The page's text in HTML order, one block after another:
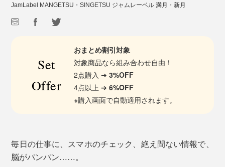
JamLabel MANGETSU・SINGETSU ジャムレーベル 満月・新月
Set
Offer
おまとめ割引対象
対象商品なら組み合わせ自由！
2点購入 ➔3%OFF
4点以上 ➔6%OFF
※購入画面で自動適用されます。
毎日の仕事に、スマホのチェック、絶え間ない情報で、
脳がパンパン……。